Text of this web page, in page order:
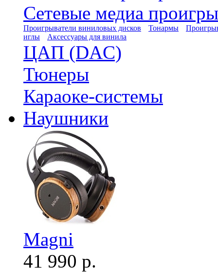
Сетевые медиа
Проигрыватели виниловых дисков Тонармы
иглы
Аксессуары для винила
ЦАП (DAC)
Тюнеры
Караоке-системы
Наушники
Magni
41 990 р.